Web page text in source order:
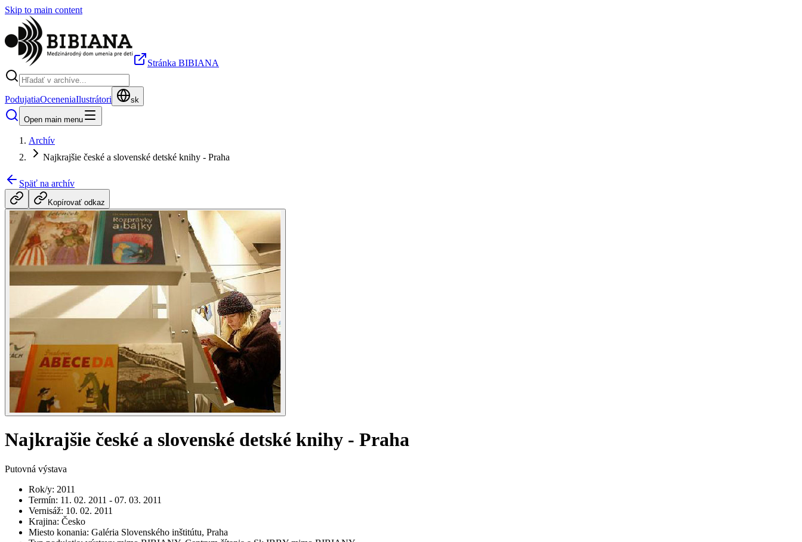
Skip to main content
Stránka BIBIANA
PodujatiaOceneniaIlustrátori sk
Open main menu
Archív
Najkrajšie české a slovenské detské knihy - Praha
Späť na archív
Kopírovať odkaz
Najkrajšie české a slovenské detské knihy - Praha
Putovná výstava
Rok/y: 2011
Termín: 11. 02. 2011 - 07. 03. 2011
Vernisáž: 10. 02. 2011
Krajina: Česko
Miesto konania: Galéria Slovenského inštitútu, Praha